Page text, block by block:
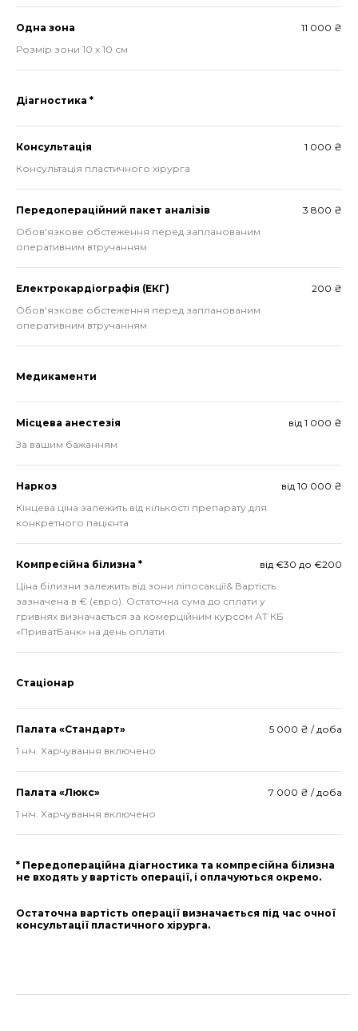
Одна зона
11 000 ₴
Розмір зони 10 х 10 см
Діагностика *
Консультація
1 000 ₴
Консультація пластичного хірурга
Передопераційний пакет аналізів
3 800 ₴
Обов'язкове обстеження перед запланованим
оперативним втручанням
Електрокардіографія (ЕКГ)
200 ₴
Обов'язкове обстеження перед запланованим
оперативним втручанням
Медикаменти
Місцева анестезія
від 1 000 ₴
За вашим бажанням
Наркоз
від 10 000 ₴
Кінцева ціна залежить від кількості препарату для
конкретного пацієнта
Компресійна білизна *
від €30 до €200
Ціна білизни залежить від зони ліпосакції& Вартість
зазначена в € (євро). Остаточна сума до сплати у
гривнях визначається за комерційним курсом АТ КБ
«ПриватБанк» на день оплати.
Стаціонар
Палата «Стандарт»
5 000 ₴ / доба
1 ніч. Харчування включено
Палата «Люкс»
7 000 ₴ / доба
1 ніч. Харчування включено
* Передопераційна діагностика та компресійна білизна
не входять у вартість операції, і оплачуються окремо.
Остаточна вартість операції визначається під час очної
консультації пластичного хірурга.